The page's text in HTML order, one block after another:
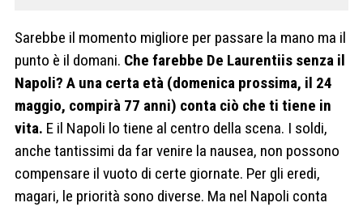
Sarebbe il momento migliore per passare la mano ma il
punto è il domani. Che farebbe De Laurentiis senza il
Napoli? A una certa età (domenica prossima, il 24
maggio, compirà 77 anni) conta ciò che ti tiene in
vita. E il Napoli lo tiene al centro della scena. I soldi,
anche tantissimi da far venire la nausea, non possono
compensare il vuoto di certe giornate. Per gli eredi,
magari, le priorità sono diverse. Ma nel Napoli conta